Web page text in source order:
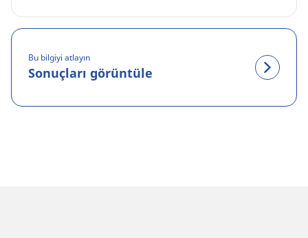
Bu bilgiyi atlayın
Sonuçları görüntüle